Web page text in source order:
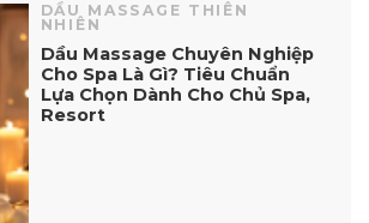
DẦU MASSAGE THIÊN
NHIÊN
Dầu Massage Chuyên Nghiệp
Cho Spa Là Gì? Tiêu Chuẩn
Lựa Chọn Dành Cho Chủ Spa,
Resort